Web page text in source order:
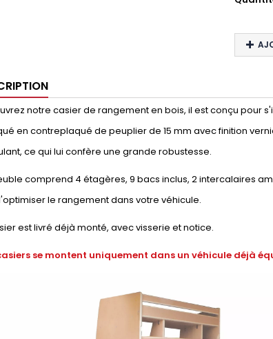
notre casier de rangement en bois, il est conçu pour
en contreplaqué de peuplier de 15 mm avec finition
ce qui lui confère une grande robustesse.
comprend 4 étagères, 9 bacs inclus, 2 intercalaires
le rangement dans votre véhicule.
est livré déjà monté, avec visserie et notice.
se montent uniquement dans un véhicule déjà